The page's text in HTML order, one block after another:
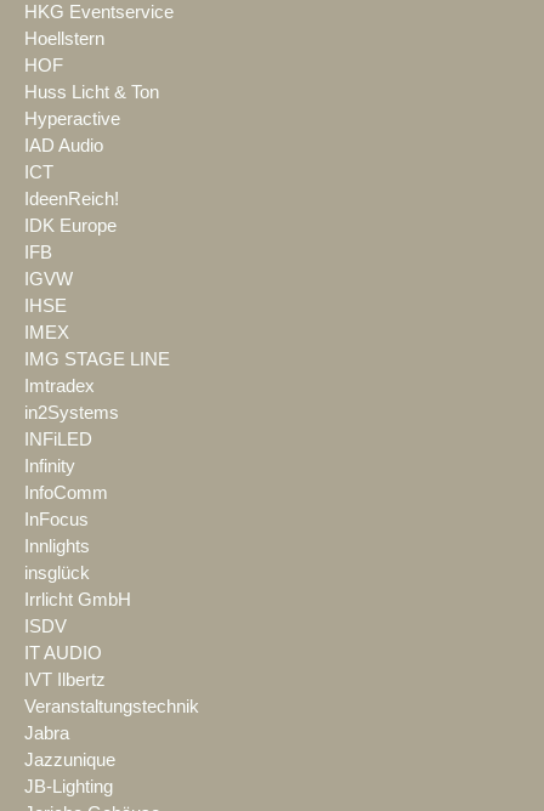
HKG Eventservice
Hoellstern
HOF
Huss Licht & Ton
Hyperactive
IAD Audio
ICT
IdeenReich!
IDK Europe
IFB
IGVW
IHSE
IMEX
IMG STAGE LINE
Imtradex
in2Systems
INFiLED
Infinity
InfoComm
InFocus
Innlights
insglück
Irrlicht GmbH
ISDV
IT AUDIO
IVT Ilbertz
Veranstaltungstechnik
Jabra
Jazzunique
JB-Lighting